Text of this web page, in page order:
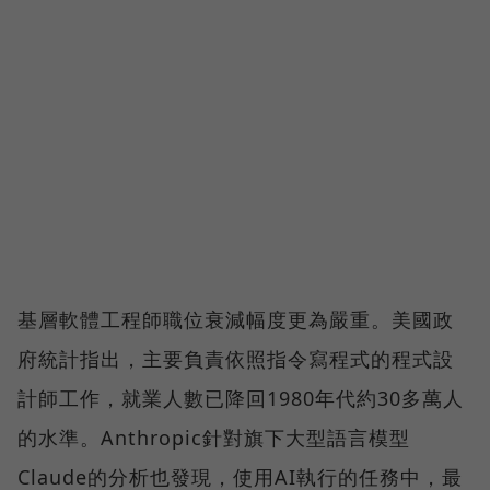
基層軟體工程師職位衰減幅度更為嚴重。美國政
府統計指出，主要負責依照指令寫程式的程式設
計師工作，就業人數已降回1980年代約30多萬人
的水準。Anthropic針對旗下大型語言模型
Claude的分析也發現，使用AI執行的任務中，最